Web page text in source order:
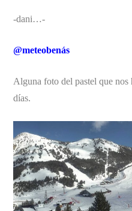
-dani…-
@meteobenás
Alguna foto del pastel que nos
días.